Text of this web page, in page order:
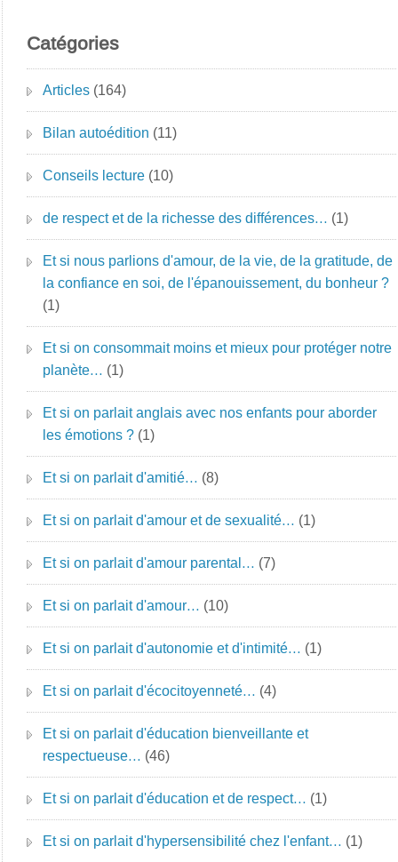
Catégories
Articles (164)
Bilan autoédition (11)
Conseils lecture (10)
de respect et de la richesse des différences… (1)
Et si nous parlions d'amour, de la vie, de la gratitude, de
la confiance en soi, de l'épanouissement, du bonheur ?
(1)
Et si on consommait moins et mieux pour protéger notre
planète… (1)
Et si on parlait anglais avec nos enfants pour aborder
les émotions ? (1)
Et si on parlait d'amitié… (8)
Et si on parlait d'amour et de sexualité… (1)
Et si on parlait d'amour parental… (7)
Et si on parlait d'amour… (10)
Et si on parlait d'autonomie et d'intimité… (1)
Et si on parlait d'écocitoyenneté… (4)
Et si on parlait d'éducation bienveillante et
respectueuse… (46)
Et si on parlait d'éducation et de respect… (1)
Et si on parlait d'hypersensibilité chez l'enfant… (1)